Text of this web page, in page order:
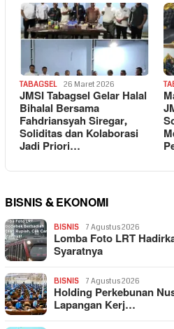
TABAGSEL 26 Maret 2026
JMSI Tabagsel Gelar Halal
Bihalal Bersama
Fahdriansyah Siregar,
Soliditas dan Kolaborasi
Jadi Priori…
BISNIS & EKONOMI
BISNIS 7 Agustus 2026
Lomba Foto LRT
Syaratnya
BISNIS 7 Agustus 2026
Holding Perkebunan
Lapangan Kerj…